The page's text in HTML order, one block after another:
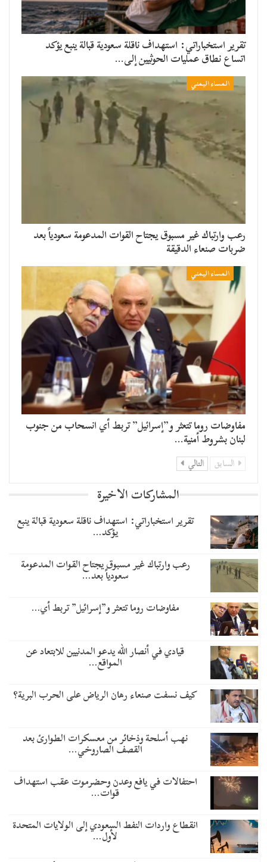
تقرير استخباراتي: استهداف ناقلة سعودية قبالة ينبع يؤكد
اتساع نطاق عمليات الحوثيين إلى…
المساء اليمني
رعب وارتباك غير مسبوق يجتاح القوات المدعومة سعودياً بعد
ضربات صنعاء الدقيقة
المساء اليمني
مفاوضات روما تتعثر و”إسرائيل” تربط أي انسحاب من جنوب
لبنان بشروط أمنية…
السابق التالي
المشاركات الاخيرة
تقرير استخباراتي: استهداف ناقلة سعودية قبالة ينبع
يؤكد…
رعب وارتباك غير مسبوق يجتاح القوات المدعومة
سعودياً بعد…
مفاوضات روما تتعثر و”إسرائيل” تربط أي…
قيادي في أنصار الله يدعو المدنيين للابتعاد عن
المواقع…
كيف نسفت صنعاء رهان الرياض على الحرب البرية؟
نهب أسلحة وذخائر من معسكرات الطوارئ بعد
القصف الصاروخي…
احتفالات في يافع وعدن وحضرموت عقب استهداف
قوات…
انقطاع واردات النفط السعودي إلى الولايات المتحدة
لأول…